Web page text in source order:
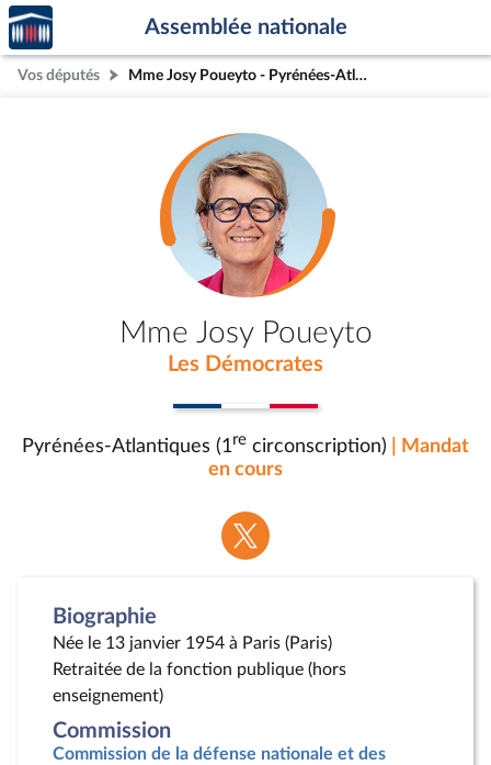
Aller au contenu
Aller en bas de la page
Accèder
à la
page
d'accueil
Assemblée nationale
Vos députés Mme Josy Poueyto - Pyrénées-Atlantiques (1re circonscription)
Mme Josy Poueyto
Les Démocrates
Pyrénées-Atlantiques (1re circonscription)
| Mandat
en cours
Voir
la
Biographie
Née le 13 janvier 1954 à Paris (Paris)
Retraitée de la fonction publique (hors
enseignement)
Commission
Commission de la défense nationale et des